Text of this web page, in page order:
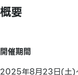
概要
開催期間
2025年8月23日(土)